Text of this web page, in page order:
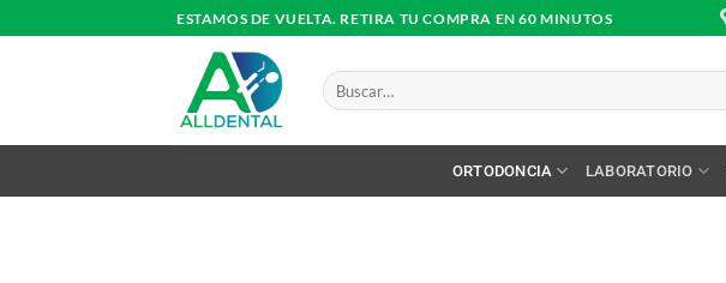
al
ESTAMOS DE VUELTA. RETIRA TU COMPRA EN 60 MINUTOS
Buscar
por:
ORTODONCIA LABORATORIO